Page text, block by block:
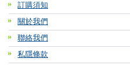
訂購須知
關於我們
聯絡我們
私隱條款